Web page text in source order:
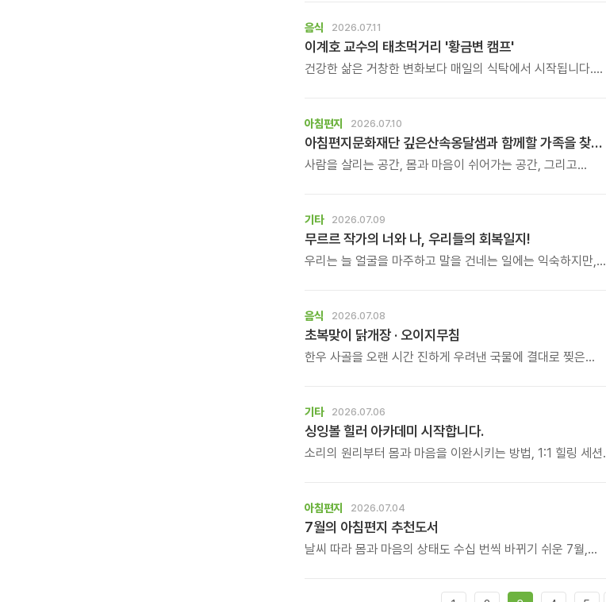
돌아가는 날들이 반복되곤 하지요. 하루명상은 멀리 떠나는
여행도, 거창한 결심도 필요하지 않습니다.
음식 2026.07.11
이계호 교수의 태초먹거리 '황금변 캠프'
건강한 삶은 거창한 변화보다 매일의 식탁에서 시작됩니다.
받은 이계호 교수와 함께하는 태초먹거리 황금변 캠프
아침편지 2026.07.10
아침편지문화재단 깊은산속옹달샘과 함께할 가족을 찾습니다.
사람을 살리는 공간, 몸과 마음이 쉬어가는 공간, 그리고
기다립니다.
기타 2026.07.09
무르르 작가의 너와 나, 우리들의 회복일지!
우리는 늘 얼굴을 마주하고 말을 건네는 일에는 익숙하지만,
\'등을 맞대는 관계\'의 힘을 이야기합니다.
음식 2026.07.08
초복맞이 닭개장 · 오이지무침
한우 사골을 오랜 시간 진하게 우려낸 국물에 결대로 찢은
정성을 들여 끓여낸 닭개장입니다.
기타 2026.07.06
싱잉볼 힐러 아카데미 시작합니다.
소리의 원리부터 몸과 마음을 이완시키는 방법, 1:1 힐링 세션,
아침편지 2026.07.04
7월의 아침편지 추천도서
날씨 따라 몸과 마음의 상태도 수십 번씩 바뀌기 쉬운 7월,